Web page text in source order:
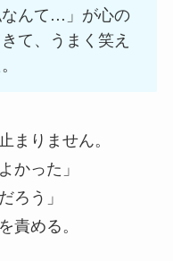
なんて…」が心の
て、うまく笑え
まりません。
かった」
ろう」
責める。